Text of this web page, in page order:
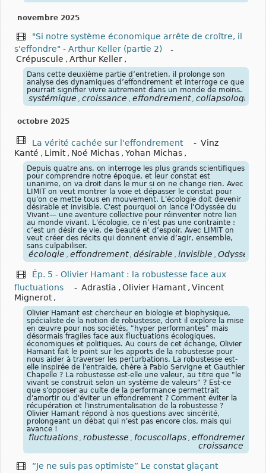
novembre 2025
"Si notre système économique arrête de croître, il
s'effondre" - Arthur Keller (partie 2)
-
Crépuscule , Arthur Keller ,
Dans cette deuxième partie d’entretien, il prolonge son
analyse des dynamiques d’effondrement et interroge ce que
pourrait signifier vivre autrement dans un monde de moins.
systémique , croissance , effondrement , collapsologie
octobre 2025
La vérité cachée sur l'effondrement - Vinz
Kanté , Limit , Noé Michas , Yohan Michas ,
Depuis quatre ans, on interroge les plus grands scientifiques
pour comprendre notre époque, et leur constat est
unanime, on va droit dans le mur si on ne change rien. Avec
LIMIT on veut montrer la voie et dépasser le constat pour
qu'on ce mette tous en mouvement. L'écologie doit devenir
désirable et invisible. C'est pourquoi on lance l’Odyssée du
Vivant— une aventure collective pour réinventer notre lien
au monde vivant. L'écologie, ce n’est pas une contrainte :
c’est un désir de vie, de beauté et d’espoir. Avec LIMIT on
veut créer des récits qui donnent envie d’agir, ensemble,
sans culpabiliser.
écologie effondrement désirable invisible Odyssée
Ép. 5 - Olivier Hamant : la robustesse face aux
fluctuations
- Adrastia , Olivier Hamant , Vincent
Mignerot ,
Olivier Hamant est chercheur en biologie et biophysique,
spécialiste de la notion de robustesse, dont il explore la mise
en œuvre pour nos sociétés, "hyper performantes" mais
désormais fragiles face aux fluctuations écologiques,
économiques et politiques. Au cours de cet échange, Olivier
Hamant fait le point sur les apports de la robustesse pour
nous aider à traverser les perturbations. La robustesse est-
elle inspirée de l'entraide, chère à Pablo Servigne et Gauthier
Chapelle ? La robustesse est-elle une valeur, au titre que "le
vivant se construit selon un système de valeurs" ? Est-ce
que s'opposer au culte de la performance permettrait
d'amortir ou d'éviter un effondrement ? Comment éviter la
récupération et l'instrumentalisation de la robustesse ?
Olivier Hamant répond à nos questions avec sincérité,
prolongeant un débat qui n'est pas encore clos, mais qui
avance !
fluctuations robustesse focuscollaps effondrements
croissance
“Je ne suis pas optimiste” Le constat glaçant